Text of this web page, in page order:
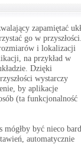
zapamiętać
go w
i lokalizacji
na przykład w
Dzięki
wystarczy
by aplikacje
(ta funkcjonalność
mógłby być nieco
automatycznie